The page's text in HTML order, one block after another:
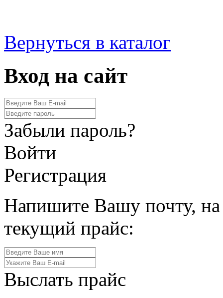
Вернуться в каталог
Вход на сайт
Забыли пароль?
Войти
Регистрация
Напишите Вашу почту,
текущий прайс:
Выслать прайс